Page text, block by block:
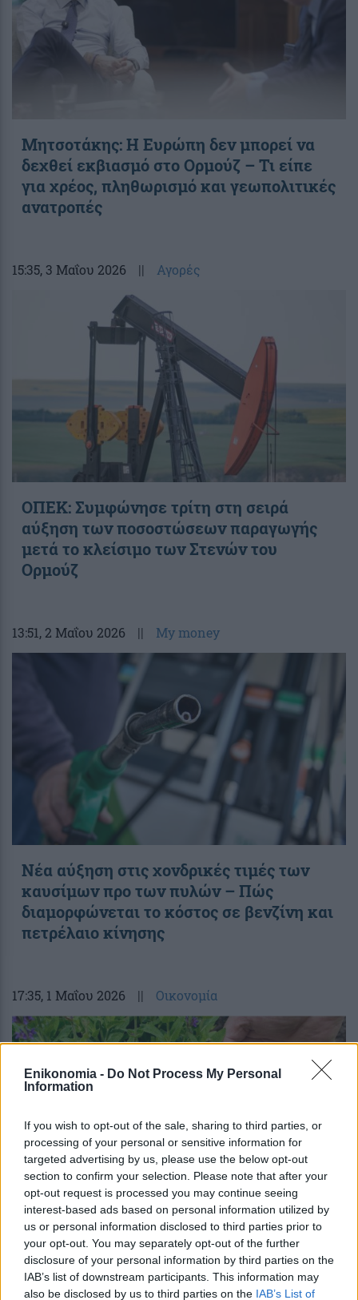
Enikonomia - Do Not Process My Personal
Information
If you wish to opt-out of the sale, sharing to third parties, or
processing of your personal or sensitive information for
targeted advertising by us, please use the below opt-out
section to confirm your selection. Please note that after your
opt-out request is processed you may continue seeing
interest-based ads based on personal information utilized by
us or personal information disclosed to third parties prior to
your opt-out. You may separately opt-out of the further
disclosure of your personal information by third parties on the
IAB’s list of downstream participants. This information may
also be disclosed by us to third parties on the IAB’s List of
Μητσοτάκης: Η Ευρώπη δεν μπορεί να
δεχθεί εκβιασμό στο Ορμούζ – Τι είπε
για χρέος, πληθωρισμό και γεωπολιτικές
ανατροπές
15:35, 3 Μαΐου 2026 || Αγορές
ΟΠΕΚ: Συμφώνησε τρίτη στη σειρά
αύξηση των ποσοστώσεων παραγωγής
μετά το κλείσιμο των Στενών του
Ορμούζ
13:51, 2 Μαΐου 2026 || My money
Νέα αύξηση στις χονδρικές τιμές των
καυσίμων προ των πυλών – Πώς
διαμορφώνεται το κόστος σε βενζίνη και
πετρέλαιο κίνησης
17:35, 1 Μαΐου 2026 || Οικονομία
Επικεφαλής εταιρείας λιπασμάτων: Ο
πόλεμος στο Ιράν θέτει σε κίνδυνο
σχεδόν 10 δισ. γεύματα την εβδομάδα